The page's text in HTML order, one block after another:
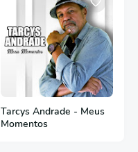
Tarcys Andrade - Meus
Momentos